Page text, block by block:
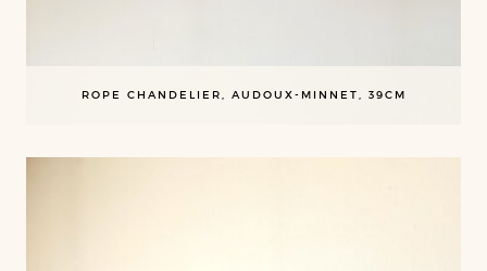
ROPE CHANDELIER, AUDOUX-MINNET, 39CM